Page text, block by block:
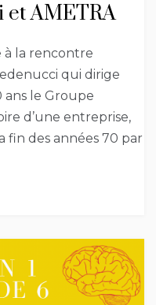
AMETRA
à la rencontre
qui dirige
ans le Groupe
d’une entreprise,
fin des années 70 par